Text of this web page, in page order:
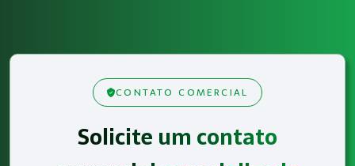
CONTATO COMERCIAL
Solicite um contato